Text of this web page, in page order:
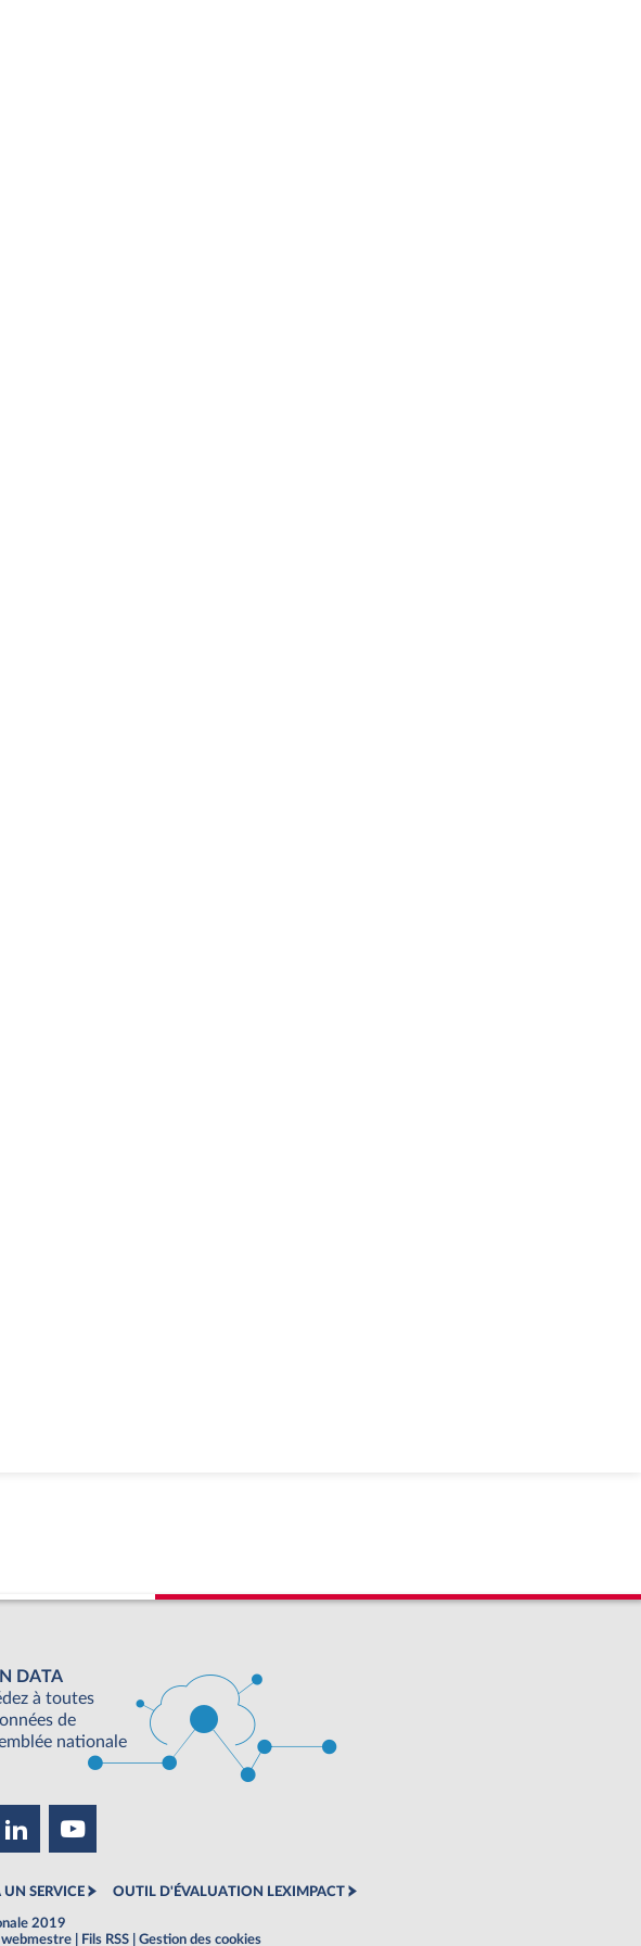
DATA
à toutes
de
nationale
SERVICE OUTIL D'ÉVALUATION LEXIMPACT
2019
Fils RSS Gestion des cookies